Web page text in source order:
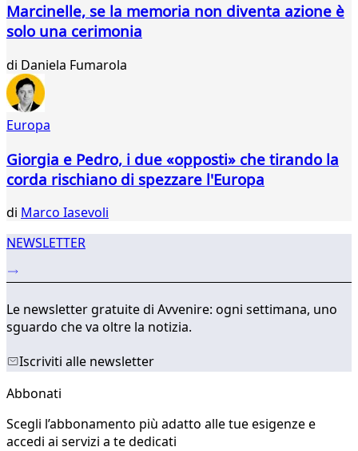
Marcinelle, se la memoria non diventa azione è
solo una cerimonia
di Daniela Fumarola
Europa
Giorgia e Pedro, i due «opposti» che tirando la
corda rischiano di spezzare l'Europa
di Marco Iasevoli
NEWSLETTER
Le newsletter gratuite di Avvenire: ogni settimana, uno
sguardo che va oltre la notizia.
Iscriviti alle newsletter
Abbonati
Scegli l’abbonamento più adatto alle tue esigenze e
accedi ai servizi a te dedicati